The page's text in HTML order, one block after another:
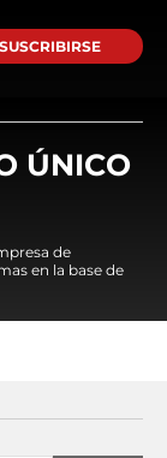
SUSCRIBIRSE
ÚNICO
de
en la base de